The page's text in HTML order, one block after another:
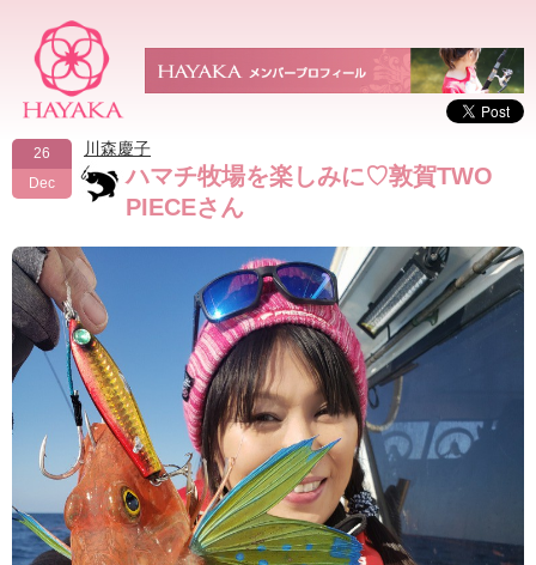
26
Dec
川森慶子
ハマチ牧場を楽しみに♡敦賀TWO
PIECEさん